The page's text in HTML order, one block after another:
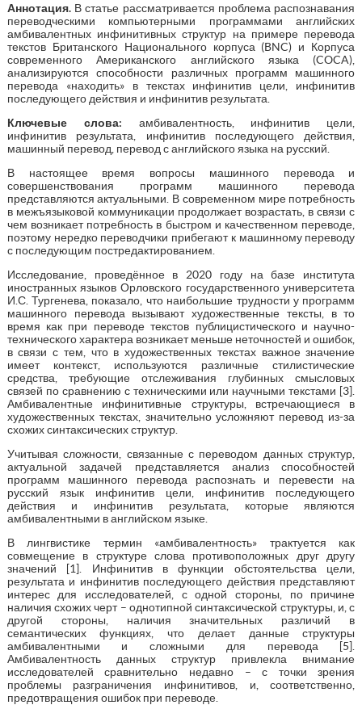
Аннотация. В статье рассматривается проблема распознавания
переводческими компьютерными программами английских
амбивалентных инфинитивных структур на примере перевода
текстов Британского Национального корпуса (BNC) и Корпуса
современного Американского английского языка (COCA),
анализируются способности различных программ машинного
перевода «находить» в текстах инфинитив цели, инфинитив
последующего действия и инфинитив результата.
Ключевые слова: амбивалентность, инфинитив цели,
инфинитив результата, инфинитив последующего действия,
машинный перевод, перевод с английского языка на русский.
В настоящее время вопросы машинного перевода и
совершенствования программ машинного перевода
представляются актуальными. В современном мире потребность
в межъязыковой коммуникации продолжает возрастать, в связи с
чем возникает потребность в быстром и качественном переводе,
поэтому нередко переводчики прибегают к машинному переводу
с последующим постредактированием.
Исследование, проведённое в 2020 году на базе института
иностранных языков Орловского государственного университета
И.С. Тургенева, показало, что наибольшие трудности у программ
машинного перевода вызывают художественные тексты, в то
время как при переводе текстов публицистического и научно-
технического характера возникает меньше неточностей и ошибок,
в связи с тем, что в художественных текстах важное значение
имеет контекст, используются различные стилистические
средства, требующие отслеживания глубинных смысловых
связей по сравнению с техническими или научными текстами [3].
Амбивалентные инфинитивные структуры, встречающиеся в
художественных текстах, значительно усложняют перевод из-за
схожих синтаксических структур.
Учитывая сложности, связанные с переводом данных структур,
актуальной задачей представляется анализ способностей
программ машинного перевода распознать и перевести на
русский язык инфинитив цели, инфинитив последующего
действия и инфинитив результата, которые являются
амбивалентными в английском языке.
В лингвистике термин «амбивалентность» трактуется как
совмещение в структуре слова противоположных друг другу
значений [1]. Инфинитив в функции обстоятельства цели,
результата и инфинитив последующего действия представляют
интерес для исследователей, с одной стороны, по причине
наличия схожих черт – однотипной синтаксической структуры, и, с
другой стороны, наличия значительных различий в
семантических функциях, что делает данные структуры
амбивалентными и сложными для перевода [5].
Амбивалентность данных структур привлекла внимание
исследователей сравнительно недавно – с точки зрения
проблемы разграничения инфинитивов, и, соответственно,
предотвращения ошибок при переводе.